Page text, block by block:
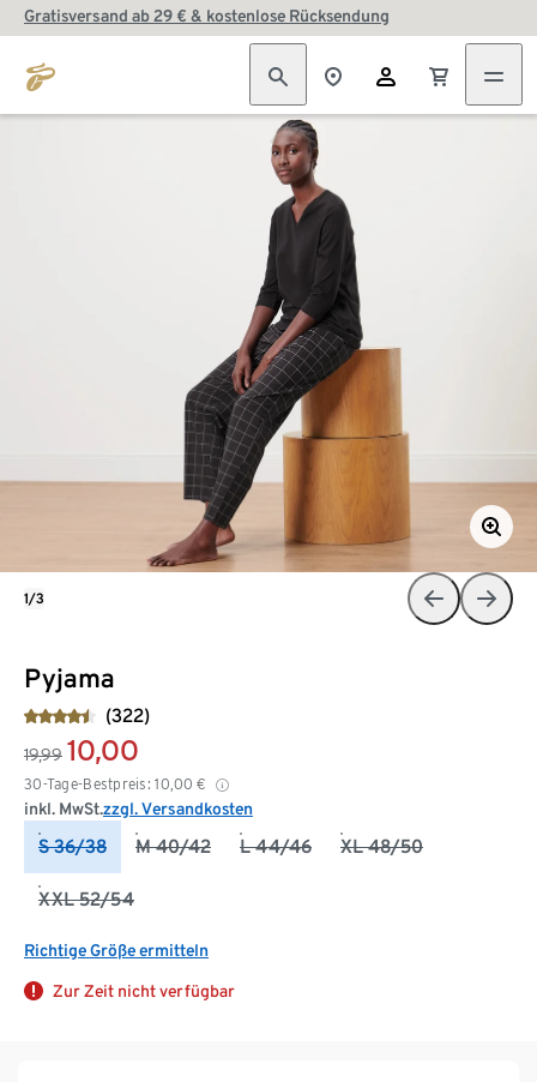
Gratisversand ab 29 € & kostenlose Rücksendung
Pyjama
(322)
19,99 10,00
30-Tage-Bestpreis: 10,00 €
inkl. MwSt.zzgl. Versandkosten
S 36/38 M 40/42 L 44/46 XL 48/50
XXL 52/54
Richtige Größe ermitteln
Zur Zeit nicht verfügbar
1/3